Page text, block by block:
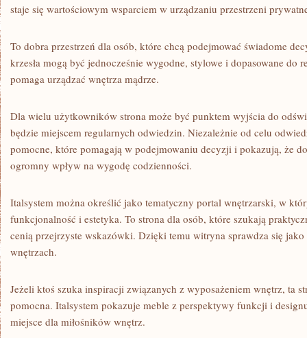
staje się wartościowym wsparciem w urządzaniu przestrzeni
To dobra przestrzeń dla osób, które chcą podejmować świadome
krzesła mogą być jednocześnie wygodne, stylowe i dopasowane do
pomaga urządzać wnętrza mądrze.
Dla wielu użytkowników strona może być punktem wyjścia do
będzie miejscem regularnych odwiedzin. Niezależnie od celu
pomocne, które pomagają w podejmowaniu decyzji i pokazują, że
ogromny wpływ na wygodę codzienności.
Italsystem można określić jako tematyczny portal wnętrzarski, w
funkcjonalność i estetyka. To strona dla osób, które szukają
cenią przejrzyste wskazówki. Dzięki temu witryna sprawdza się
wnętrzach.
Jeżeli ktoś szuka inspiracji związanych z wyposażeniem wnętrz, ta
pomocna. Italsystem pokazuje meble z perspektywy funkcji i
miejsce dla miłośników wnętrz.